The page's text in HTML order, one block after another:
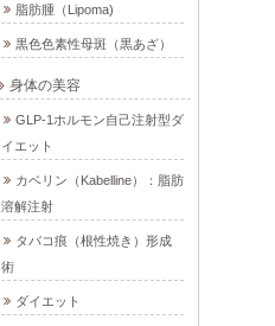
脂肪腫（Lipoma)
黒色色素性母斑（黒あざ）
身体の美容
GLP-1ホルモン自己注射型ダ
イエット
カベリン（Kabelline）：脂肪
溶解注射
タバコ痕（根性焼き）形成
術
ダイエット